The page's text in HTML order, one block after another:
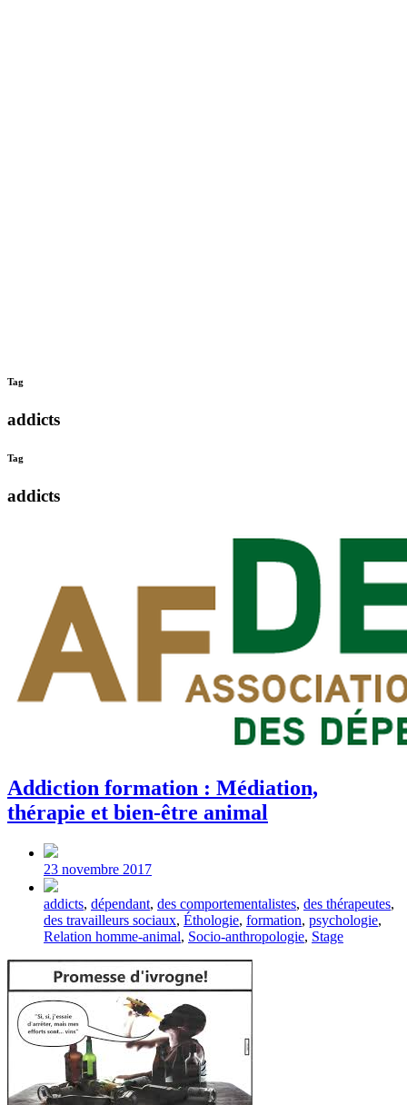
Tag
addicts
Tag
addicts
Addiction formation : Médiation,
thérapie et bien-être animal
Post
date
23 novembre 2017
Tagged
with
addicts, dépendant, des comportementalistes, des thérapeutes,
des travailleurs sociaux, Éthologie, formation, psychologie,
Relation homme-animal, Socio-anthropologie, Stage